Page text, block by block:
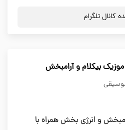
کانال تلگرام
موزیک بیکلام و آرامبخش
موسیقی
و انرژی بخش همراه با